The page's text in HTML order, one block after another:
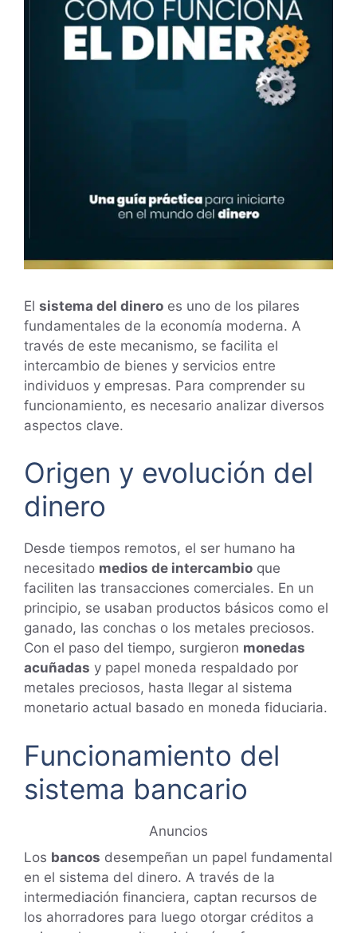
El sistema del dinero es uno de los pilares
fundamentales de la economía moderna. A
través de este mecanismo, se facilita el
intercambio de bienes y servicios entre
individuos y empresas. Para comprender su
funcionamiento, es necesario analizar diversos
aspectos clave.
Origen y evolución del
dinero
Desde tiempos remotos, el ser humano ha
necesitado medios de intercambio que
faciliten las transacciones comerciales. En un
principio, se usaban productos básicos como el
ganado, las conchas o los metales preciosos.
Con el paso del tiempo, surgieron monedas
acuñadas y papel moneda respaldado por
metales preciosos, hasta llegar al sistema
monetario actual basado en moneda fiduciaria.
Funcionamiento del
sistema bancario
Anuncios
Los bancos desempeñan un papel fundamental
en el sistema del dinero. A través de la
intermediación financiera, captan recursos de
los ahorradores para luego otorgar créditos a